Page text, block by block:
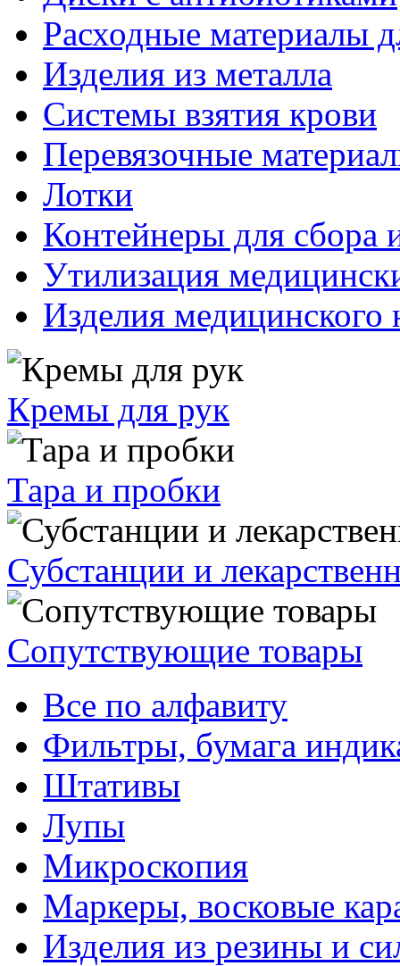
Расходные материалы
Изделия из металла
Системы взятия крови
Перевязочные
Лотки
Контейнеры для сбора
Утилизация
Изделия медицинского
Кремы для рук
Тара и пробки
Субстанции и
Сопутствующие товары
Все по алфавиту
Фильтры, бумага
Штативы
Лупы
Микроскопия
Маркеры, восковые
Изделия из резины и